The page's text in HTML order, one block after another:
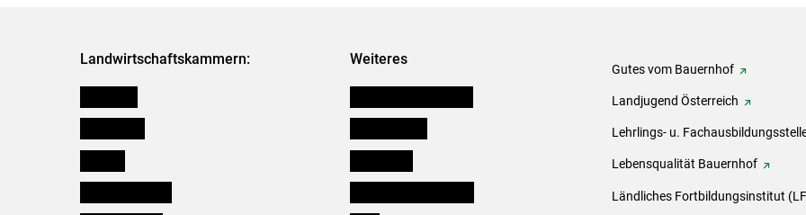
Landwirtschaftskammern: Weiteres
Gutes vom Bauernhof
Landjugend Österreich
Lehrlings- u.
Lebensqualität Bauernhof
Ländliches Fortbildungsinstitut